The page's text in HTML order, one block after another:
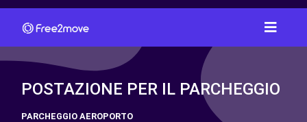
POSTAZIONE PER IL PARCHEGGIO
PARCHEGGIO AEROPORTO